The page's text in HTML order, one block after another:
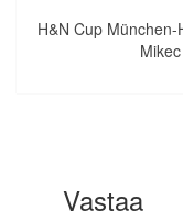
H&N Cup
Vastaa